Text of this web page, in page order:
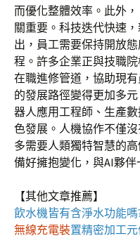
而優化整體效率。此外
關重要。科技迭代快速
出，員工需要保持開放
程。許多企業正與技職
在職進修管道，協助現
的發展路徑變得更加多
器人應用工程師、生產
色發展。人機協作不僅
多需要人類獨特智慧的
備好擁抱變化，與AI夥伴
【其他文章推薦】
飲水機皆有含淨水功能嗎
無線充電裝置精密加工